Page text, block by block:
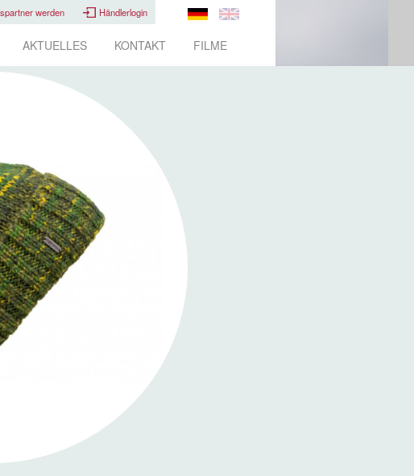
werden Händlerlogin
AKTUELLES KONTAKT FILME